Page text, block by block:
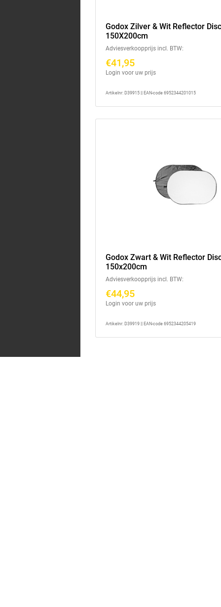
Godox Zilver & Wit Reflector
150X200cm
Adviesverkoopprijs incl. BTW:
€41,95
Login voor uw prijs
Artikelnr: D39915 || EAN-code 6952344201015
Godox Zwart & Wit Reflector
150x200cm
Adviesverkoopprijs incl. BTW:
€44,95
Login voor uw prijs
Artikelnr: D39919 || EAN-code 6952344205419